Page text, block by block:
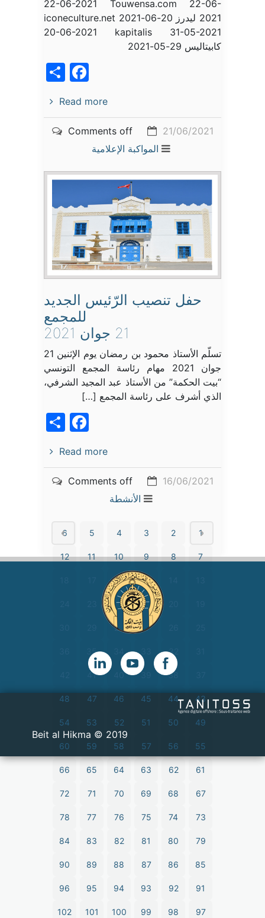
22-06-2021 Touwensa.com 22-06-
2021 ليدرز 20-06-2021 iconeculture.net
20-06-2021 kapitalis 31-05-2021
كابيتاليس 29-05-2021
Read more
21/06/2021
Comments off
المواكبة الإعلامية
حفل تنصيب الرّئيس الجديد
للمجمع
21 جوان 2021
تسلّم الأستاذ محمود بن رمضان يوم الإثنين 21
جوان 2021 مهام رئاسة المجمع التونسي
“بيت الحكمة” من الأستاذ عبد المجيد الشرفي،
الذي أشرف على رئاسة المجمع […]
Read more
16/06/2021
Comments off
الأنشطة
1
2
3
4
5
6
7
8
9
10
11
12
15
16
21
22
27
28
32
35
38
39
40
41
43
44
45
46
47
48
49
50
51
52
53
54
55
56
57
58
59
60
61
62
63
64
65
66
67
68
69
70
71
72
73
74
75
76
77
78
79
80
81
82
83
84
85
86
87
88
89
90
91
92
93
94
95
96
97
98
99
100
101
102
2019 © Beit al Hikma